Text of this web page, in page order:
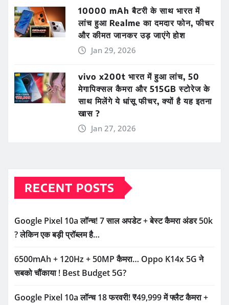
10000 mAh बैटरी के साथ भारत में
लांच हुआ Realme का दमदार फोन, फीचर
और कीमत जानकर उड़ जाएंगे होश
Jan 29, 2026
vivo x200t भारत में हुआ लांच, 50
मेगापिक्सल कैमरा और 515GB स्टोरेज के
साथ मिलेंगे ये धांसू फीचर, क्यों है यह इतना
खास ?
Jan 27, 2026
RECENT POSTS
Google Pixel 10a लॉन्च! 7 साल अपडेट + बेस्ट कैमरा अंडर 50k
? लेकिन एक बड़ी प्रॉब्लम है…
6500mAh + 120Hz + 50MP कैमरा… Oppo K14x 5G ने
सबको चौंकाया ! Best Budget 5G?
Google Pixel 10a लॉन्च 18 फरवरी! ₹49,999 में फ्लैट कैमरा +